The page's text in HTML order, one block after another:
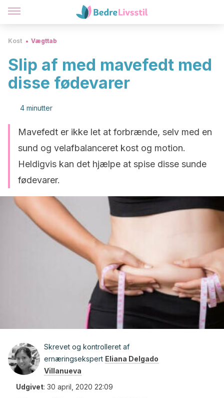
Kost Vægttab
Slip af med mavefedt med
disse fødevarer
4 minutter
Mavefedt er ikke let at forbrænde, selv med en
sund og velafbalanceret kost og motion.
Heldigvis kan det hjælpe at spise disse sunde
fødevarer.
Skrevet og kontrolleret af
ernæringsekspert Eliana Delgado
Villanueva
Udgivet: 30 april, 2020 22:09